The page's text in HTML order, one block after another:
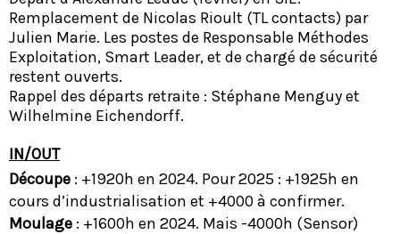
Remplacement de Nicolas Rioult (TL contacts) par
Julien Marie. Les postes de Responsable Méthodes
Exploitation, Smart Leader, et de chargé de sécurité
restent ouverts.
Rappel des départs retraite : Stéphane Menguy et
Wilhelmine Eichendorff.
IN/OUT
Découpe : +1920h en 2024. Pour 2025 : +1925h en
cours d’industrialisation et +4000 à confirmer.
Moulage : +1600h en 2024. Mais -4000h (Sensor)